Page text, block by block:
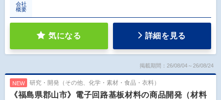
会社
概要
気になる 詳細を見る
掲載期間：26/08/04～26/08/24
NEW 研究・開発（その他、化学・素材・食品・衣料）
《福島県郡山市》電子回路基板材料の商品開発（材料